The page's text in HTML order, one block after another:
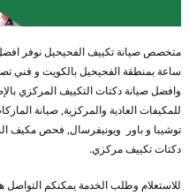
ساعة بمنطقة الفحيحيل بالكويت و فني
وافضل صيانة دكتات التكييف المركزي
للمكيفات العادية والمركزية, صيانة
توشيبا و باور ويونيفرسال, فحص مكيف
دكتات تكييف مركزي.
للاستعلام وطلب الخدمة يمكنكم التواصل